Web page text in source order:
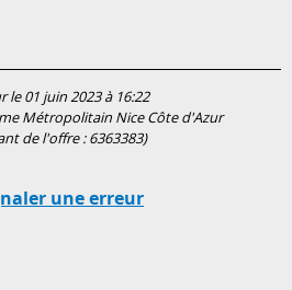
le 01 juin 2023 à 16:22
Métropolitain Nice Côte d'Azur
de l'offre :6363383)
une erreur